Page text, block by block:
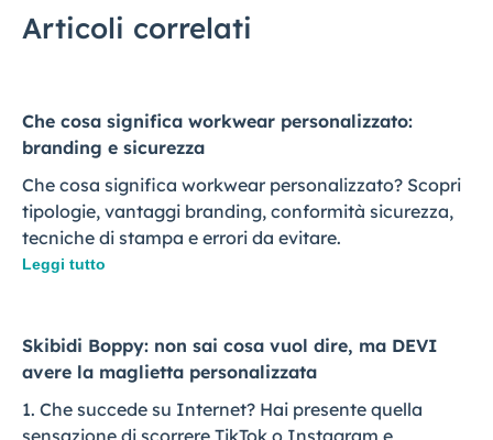
Articoli correlati
Che cosa significa workwear personalizzato:
branding e sicurezza
Che cosa significa workwear personalizzato? Scopri
tipologie, vantaggi branding, conformità sicurezza,
tecniche di stampa e errori da evitare.
Leggi tutto
Skibidi Boppy: non sai cosa vuol dire, ma DEVI
avere la maglietta personalizzata
1. Che succede su Internet? Hai presente quella
sensazione di scorrere TikTok o Instagram e,